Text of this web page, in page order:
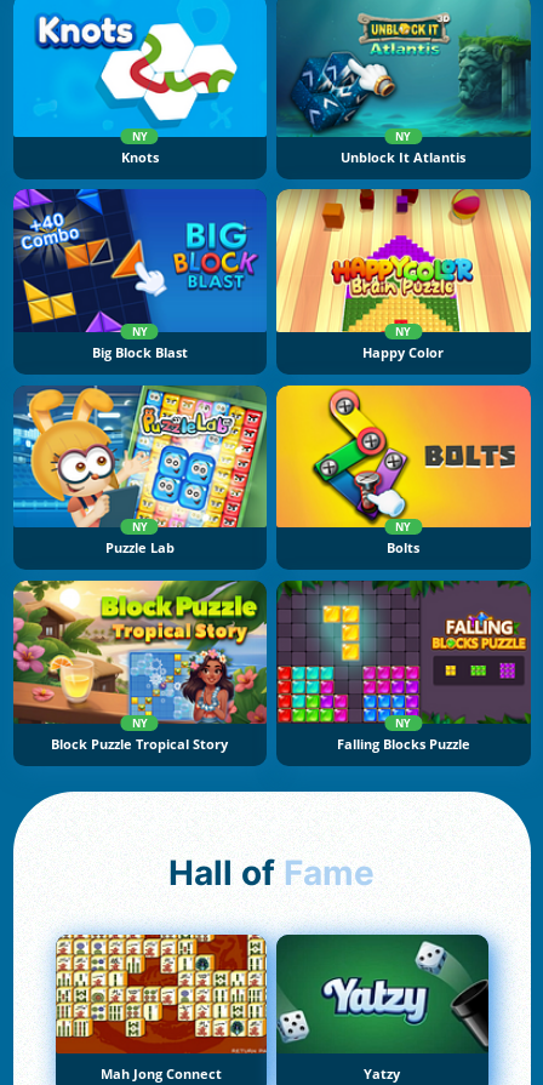
NY
Knots
NY
Unblock It Atlantis
NY
Big Block Blast
NY
Happy Color
NY
Puzzle Lab
NY
Bolts
NY
Block Puzzle Tropical Story
NY
Falling Blocks Puzzle
Hall of Fame
Mah Jong Connect Yatzy